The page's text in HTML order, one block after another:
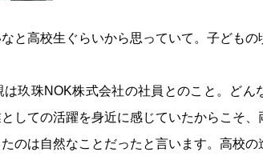
なと高校生ぐらいから思っていて。子ども
玖珠NOK株式会社の社員とのこと。どん
しての活躍を身近に感じていたからこそ、
のは自然なことだったと言います。高校の